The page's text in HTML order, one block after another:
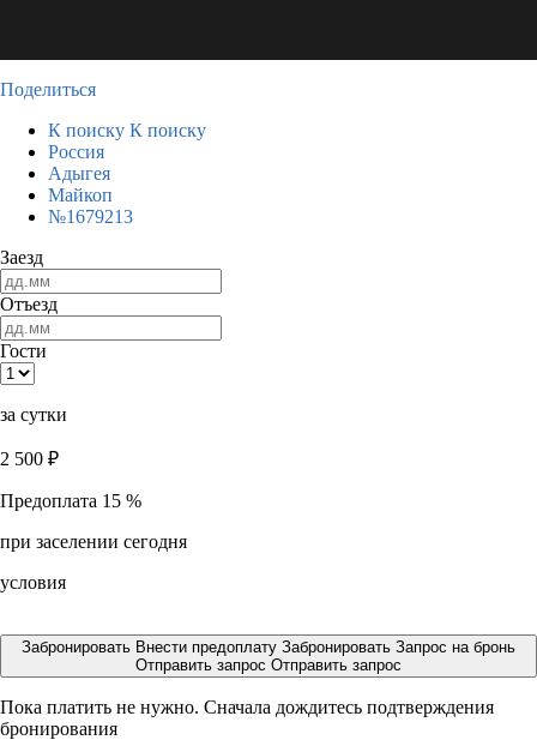
Поделиться
К поиску К поиску
Россия
Адыгея
Майкоп
№1679213
Заезд
Отъезд
Гости
за сутки
2 500 ₽
Предоплата 15 %
при заселении сегодня
условия
Забронировать Внести предоплату Забронировать Запрос на бронь
Отправить запрос Отправить запрос
Пока платить не нужно. Сначала дождитесь подтверждения
бронирования